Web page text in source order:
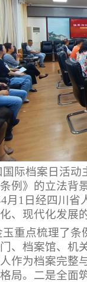
际档案日活
例》的立法背
4月 1 日经四川省
、现代化发展
重点梳理了
、档案馆、机
作为档案完整
局。二是全面